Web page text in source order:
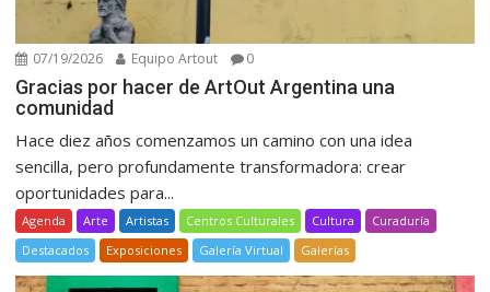
07/19/2026 Equipo Artout 0
Gracias por hacer de ArtOut Argentina una
comunidad
Hace diez años comenzamos un camino con una idea
sencilla, pero profundamente transformadora: crear
oportunidades para...
Agenda Arte Artistas Centros Culturales Cultura
Curaduría
Destacados
Exposiciones Galería Virtual Galerías